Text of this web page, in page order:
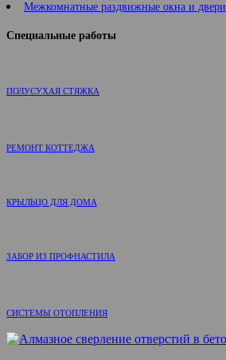
Межкомнатные раздвижные окна и двери
Специальные работы
ПОЛУСУХАЯ СТЯЖКА
РЕМОНТ КОТТЕДЖА
КРЫЛЬЦО ДЛЯ ДОМА
ЗАБОР ИЗ ПРОФНАСТИЛА
СИСТЕМЫ ОТОПЛЕНИЯ